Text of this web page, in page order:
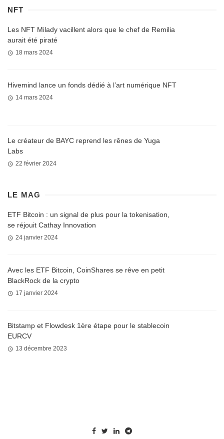
NFT
Les NFT Milady vacillent alors que le chef de Remilia
aurait été piraté
18 mars 2024
Hivemind lance un fonds dédié à l’art numérique NFT
14 mars 2024
Le créateur de BAYC reprend les rênes de Yuga
Labs
22 février 2024
LE MAG
ETF Bitcoin : un signal de plus pour la tokenisation,
se réjouit Cathay Innovation
24 janvier 2024
Avec les ETF Bitcoin, CoinShares se rêve en petit
BlackRock de la crypto
17 janvier 2024
Bitstamp et Flowdesk 1ère étape pour le stablecoin
EURCV
13 décembre 2023